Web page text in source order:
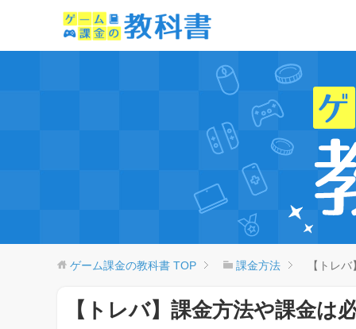
ゲーム課金の教科書 TOP 課金方法 【トレ
【トレバ】課金方法や課金は